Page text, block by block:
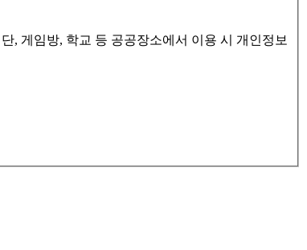
, 게임방, 학교 등 공공장소에서 이용 시 개인정보